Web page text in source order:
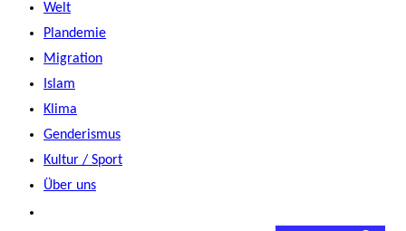
Welt
Plandemie
Migration
Islam
Klima
Genderismus
Kultur / Sport
Über uns